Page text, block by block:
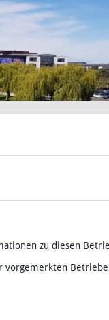
zu diesen